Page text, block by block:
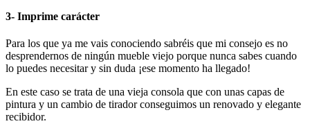
3- Imprime carácter
Para los que ya me vais conociendo sabréis que mi consejo es no
desprendernos de ningún mueble viejo porque nunca sabes cuando
lo puedes necesitar y sin duda ¡ese momento ha llegado!
En este caso se trata de una vieja consola que con unas capas de
pintura y un cambio de tirador conseguimos un renovado y elegante
recibidor.